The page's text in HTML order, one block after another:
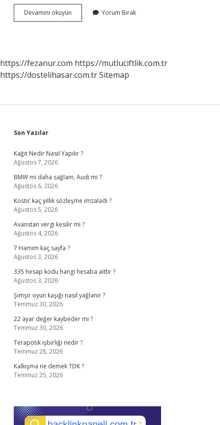
Devamını okuyun
Doktor
Yorum Bırak
https://fezanur.com https://mutluciftlik.com.tr
https://dostelihasar.com.trSitemap
Sidebar
Son Yazılar
Kağıt Nedir Nasıl Yapılır ?
Ağustos 7, 2026
BMW mi daha sağlam, Audi mi ?
Ağustos 6, 2026
Kostić kaç yıllık sözleşme imzaladı ?
Ağustos 5, 2026
Avanstan vergi kesilir mi ?
Ağustos 4, 2026
7 Hamim kaç sayfa ?
Ağustos 3, 2026
335 hesap kodu hangi hesaba aittir ?
Ağustos 3, 2026
Şimşir oyun kaşığı nasıl yağlanır ?
Temmuz 30, 2026
22 ayar değer kaybeder mi ?
Temmuz 30, 2026
Terapötik işbirliği nedir ?
Temmuz 28, 2026
Kalkışma ne demek TDK ?
Temmuz 25, 2026